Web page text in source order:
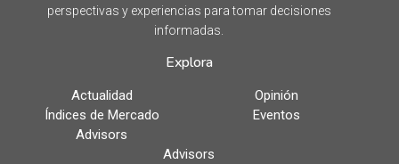
perspectivas y experiencias para tomar decisiones
informadas.
Explora
Actualidad
Opinión
Índices de Mercado
Eventos
Advisors
Advisors